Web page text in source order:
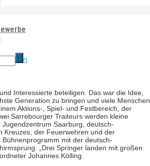
Interessierte beteiligen. Das war die Idee,
Generation zu bringen und viele Menschen
Aktions-, Spiel- und Festbereich, der
Sarrebourger Traiteurs werden kleine
Saarburg, deutsch-
Kreuzes, der Feuerwehren und der
mit der deutsch-
„Drei Springer landen mit großen
Johannes Kölling.